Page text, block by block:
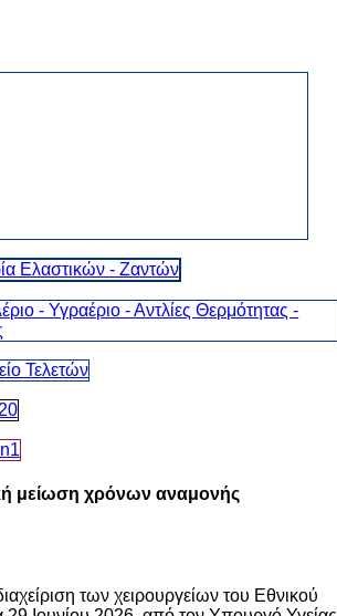
μείωση χρόνων αναμονής
των χειρουργείων του Εθνικού